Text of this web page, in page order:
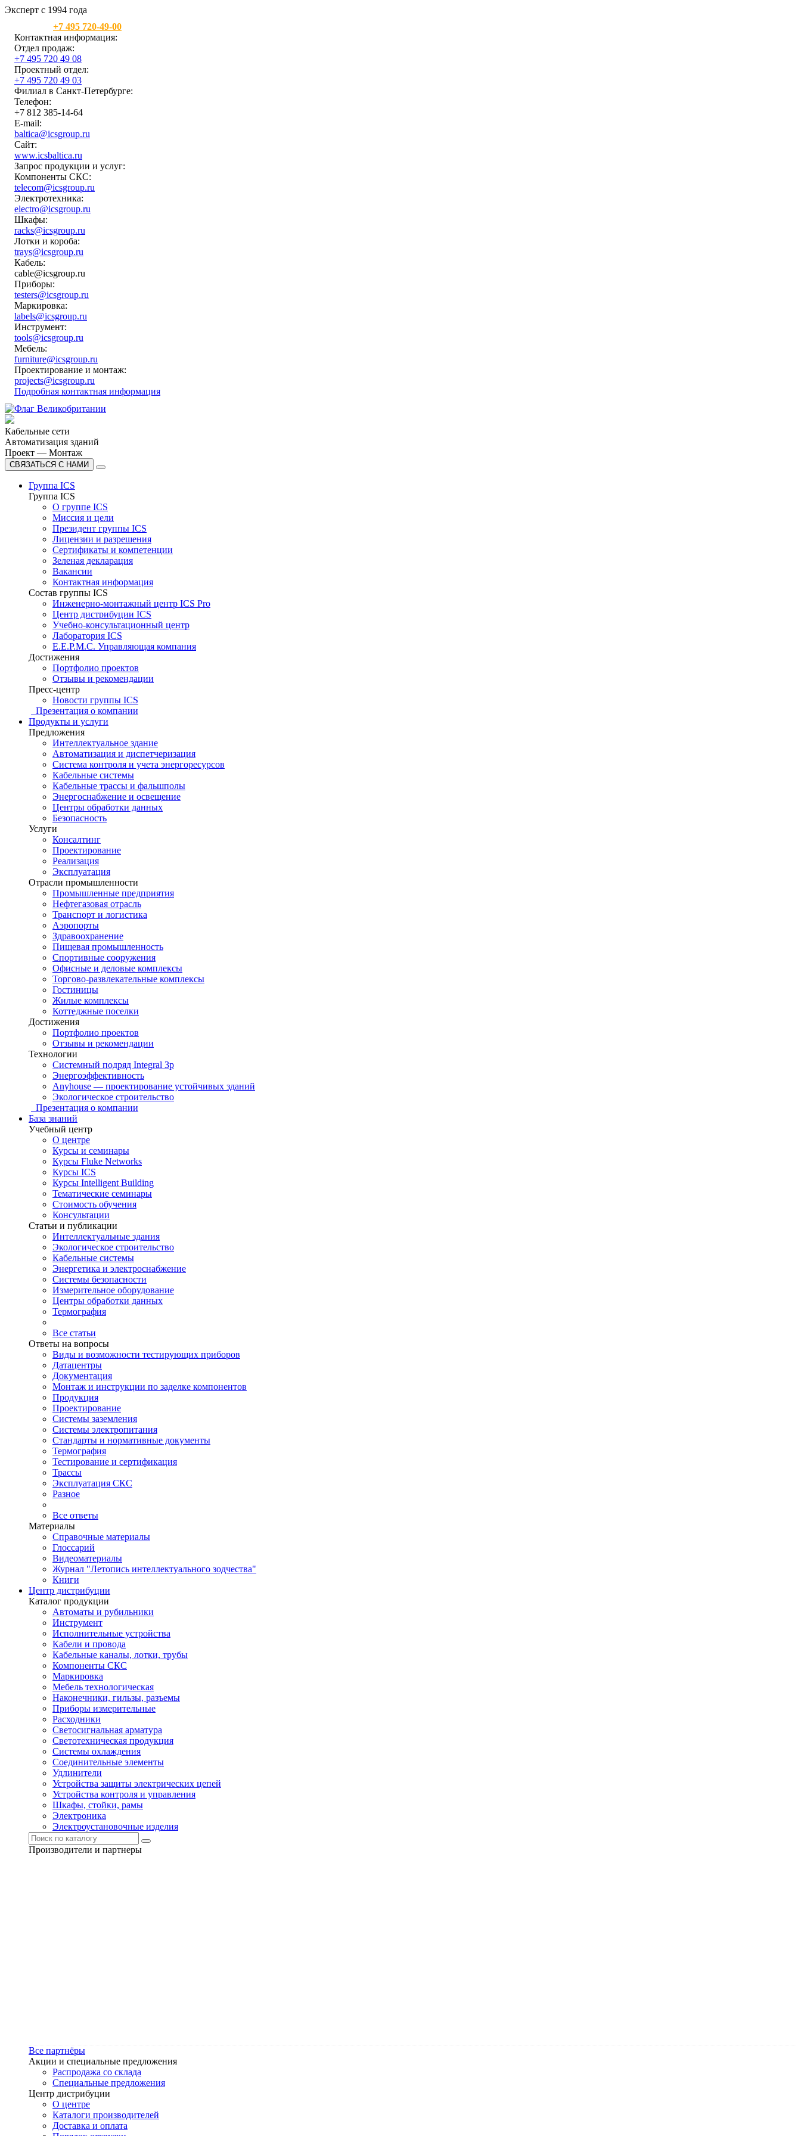
Эксперт с 1994 года
+7 495 720-49-00
Контактная информация:
Отдел продаж:
+7 495 720 49 08
Проектный отдел:
+7 495 720 49 03
Филиал в Санкт-Петербурге:
Телефон:
+7 812 385-14-64
E-mail:
baltica@icsgroup.ru
Сайт:
www.icsbaltica.ru
Запрос продукции и услуг:
Компоненты СКС:
telecom@icsgroup.ru
Электротехника:
electro@icsgroup.ru
Шкафы:
racks@icsgroup.ru
Лотки и короба:
trays@icsgroup.ru
Кабель:
cable@icsgroup.ru
Приборы:
testers@icsgroup.ru
Маркировка:
labels@icsgroup.ru
Инструмент:
tools@icsgroup.ru
Мебель:
furniture@icsgroup.ru
Проектирование и монтаж:
projects@icsgroup.ru
Подробная контактная информация
Кабельные сети
Автоматизация зданий
Проект — Монтаж
СВЯЗАТЬСЯ С НАМИ
Группа ICS
Группа ICS
О группе ICS
Миссия и цели
Президент группы ICS
Лицензии и разрешения
Сертификаты и компетенции
Зеленая декларация
Вакансии
Контактная информация
Состав группы ICS
Инженерно-монтажный центр ICS Pro
Центр дистрибуции ICS
Учебно-консультационный центр
Лаборатория ICS
E.E.P.M.C. Управляющая компания
Достижения
Портфолио проектов
Отзывы и рекомендации
Пресс-центр
Новости группы ICS
Презентация о компании
Продукты и услуги
Предложения
Интеллектуальное здание
Автоматизация и диспетчеризация
Система контроля и учета энергоресурсов
Кабельные системы
Кабельные трассы и фальшполы
Энергоснабжение и освещение
Центры обработки данных
Безопасность
Услуги
Консалтинг
Проектирование
Реализация
Эксплуатация
Отрасли промышленности
Промышленные предприятия
Нефтегазовая отрасль
Транспорт и логистика
Аэропорты
Здравоохранение
Пищевая промышленность
Спортивные сооружения
Офисные и деловые комплексы
Торгово-развлекательные комплексы
Гостиницы
Жилые комплексы
Коттеджные поселки
Достижения
Портфолио проектов
Отзывы и рекомендации
Технологии
Системный подряд Integral 3p
Энергоэффективность
Anyhouse — проектирование устойчивых зданий
Экологическое строительство
Презентация о компании
База знаний
Учебный центр
О центре
Курсы и семинары
Курсы Fluke Networks
Курсы ICS
Курсы Intelligent Building
Тематические семинары
Стоимость обучения
Консультации
Статьи и публикации
Интеллектуальные здания
Экологическое строительство
Кабельные системы
Энергетика и электроснабжение
Системы безопасности
Измерительное оборудование
Центры обработки данных
Термография
Все статьи
Ответы на вопросы
Виды и возможности тестирующих приборов
Датацентры
Документация
Монтаж и инструкции по заделке компонентов
Продукция
Проектирование
Системы заземления
Системы электропитания
Стандарты и нормативные документы
Термография
Тестирование и сертификация
Трассы
Эксплуатация СКС
Разное
Все ответы
Материалы
Справочные материалы
Глоссарий
Видеоматериалы
Журнал "Летопись интеллектуального зодчества"
Книги
Центр дистрибуции
Каталог продукции
Автоматы и рубильники
Инструмент
Исполнительные устройства
Кабели и провода
Кабельные каналы, лотки, трубы
Компоненты СКС
Маркировка
Мебель технологическая
Наконечники, гильзы, разъемы
Приборы измерительные
Расходники
Светосигнальная арматура
Светотехническая продукция
Системы охлаждения
Соединительные элементы
Удлинители
Устройства защиты электрических цепей
Устройства контроля и управления
Шкафы, стойки, рамы
Электроника
Электроустановочные изделия
Производители и партнеры
Все партнёры
Акции и специальные предложения
Распродажа со склада
Специальные предложения
Центр дистрибуции
О центре
Каталоги производителей
Доставка и оплата